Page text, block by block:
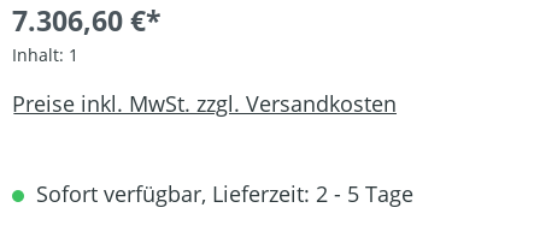
7.306,60 €*
Inhalt: 1
Preise inkl. MwSt. zzgl. Versandkosten
Sofort verfügbar, Lieferzeit: 2 - 5 Tage